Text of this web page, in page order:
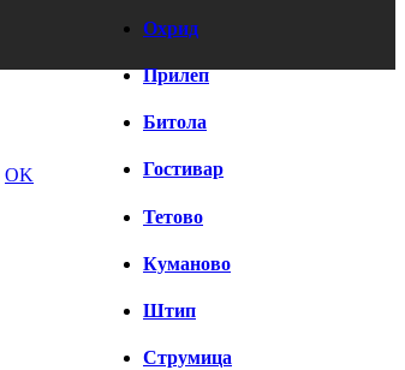
Охрид
Прилеп
Битола
Гостивар
Тетово
Куманово
Штип
Струмица
OK